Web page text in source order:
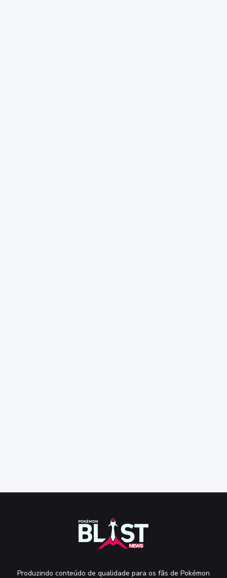
Produzindo conteúdo de qualidade para os fãs de Pokémon